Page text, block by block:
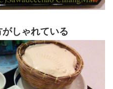
しゃれている